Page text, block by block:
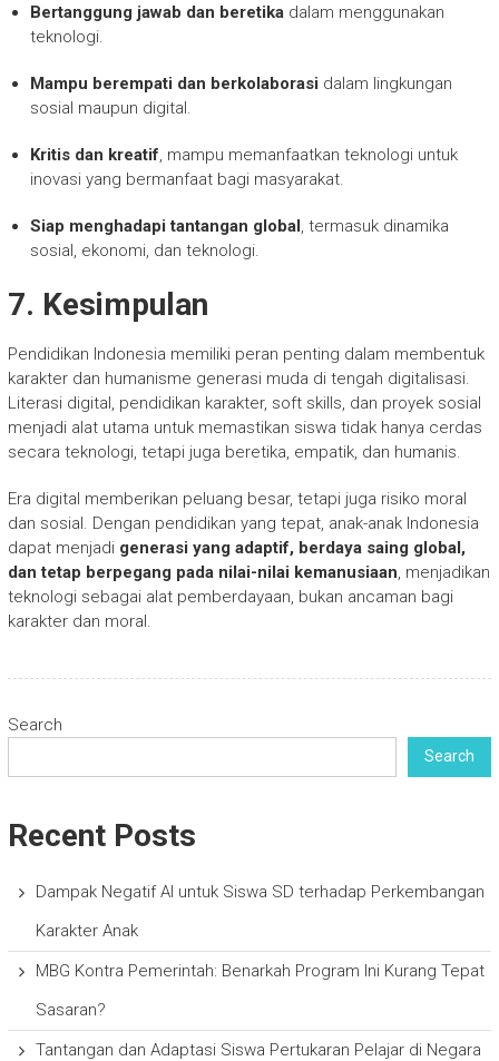
Bertanggung jawab dan beretikadalam menggunakan
teknologi.
Mampu berempati dan berkolaborasi dalam lingkungan
sosial maupun digital.
Kritis dan kreatif, mampu memanfaatkan teknologi untuk
inovasi yang bermanfaat bagi masyarakat.
Siap menghadapi tantangan global, termasuk dinamika
sosial, ekonomi, dan teknologi.
7. Kesimpulan
Pendidikan Indonesia memiliki peran penting dalam membentuk
karakter dan humanisme generasi muda di tengah digitalisasi.
Literasi digital, pendidikan karakter, soft skills, dan proyek sosial
menjadi alat utama untuk memastikan siswa tidak hanya cerdas
secara teknologi, tetapi juga beretika, empatik, dan humanis.
Era digital memberikan peluang besar, tetapi juga risiko moral
dan sosial. Dengan pendidikan yang tepat, anak-anak Indonesia
dapat menjadi generasi yang adaptif, berdaya saing global,
dan tetap berpegang pada nilai-nilai kemanusiaan, menjadikan
teknologi sebagai alat pemberdayaan, bukan ancaman bagi
karakter dan moral.
Search
Search
Recent Posts
Dampak Negatif AI untuk Siswa SD terhadap Perkembangan
Karakter Anak
MBG Kontra Pemerintah: Benarkah Program Ini Kurang Tepat
Sasaran?
Tantangan dan Adaptasi Siswa Pertukaran Pelajar di Negara